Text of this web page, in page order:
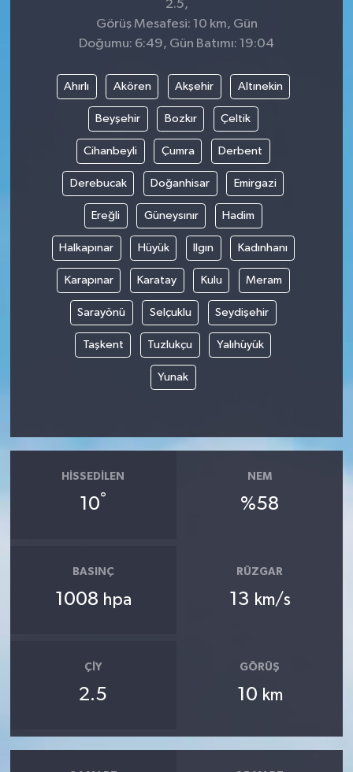
2.5,
Görüş Mesafesi: 10 km, Gün
Doğumu: 6:49, Gün Batımı: 19:04
Ahırlı Akören Akşehir Altınekin
Beyşehir Bozkır Çeltik
Cihanbeyli Çumra Derbent
Derebucak Doğanhisar Emirgazi
Ereğli Güneysınır Hadim
Halkapınar Hüyük Ilgın Kadınhanı
Karapınar Karatay Kulu Meram
Sarayönü Selçuklu Seydişehir
Taşkent Tuzlukçu Yalıhüyük
Yunak
HISSEDILEN
10°
NEM
%58
BASINÇ
1008 hpa
RÜZGAR
13 km/s
ÇIY
2.5
GÖRÜŞ
10 km
İvrindi
KENT GÜNDEMİ
Kepsut
KÜLTÜR-SANAT
MAGAZİN
MANŞET
Manyas
SAĞLIK
Sındırgı